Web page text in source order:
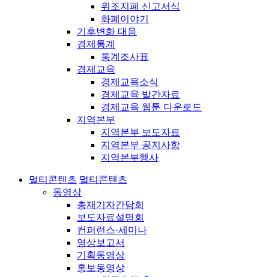
위조지폐 신고서식
화폐이야기
기후변화 대응
경제통계
통계조사표
경제교육
경제교육소식
경제교육 발간자료
경제교육 웹툰 다운로드
지역본부
지역본부 보도자료
지역본부 공지사항
지역본부행사
멀티콘텐츠 멀티콘텐츠
동영상
총재기자간담회
보도자료설명회
컨퍼런스·세미나
영상보고서
기획동영상
홍보동영상